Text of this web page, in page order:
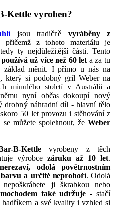
Kettle vyroben?
jsou tradičně vyráběny z
přičemž z tohoto materiálu je
ty nejdůležitější části. Tento
už více než 60 let a za tu
základ měnit. I přímo u nás na
který si podobný gril Weber na
minulého století v Austrálii a
nyní občas dokoupí nový
drobný náhradní díl - hlavní tělo
50 let provozu i stěhování z
můžete spolehnout, že Weber
B-Kettle vyrobeny z těch
výrobce záruku až 10 let.
nerezaví, odolá povětrnostním
a určitě neprohoří. Odolá
ji škrabkou nebo
také udržuje - stačí
hadříkem a své kvality i vzhled si